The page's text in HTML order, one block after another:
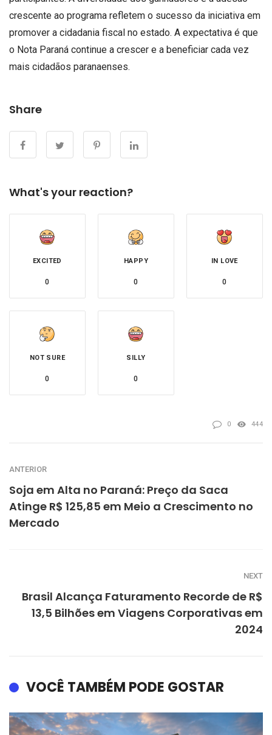
crescente ao programa refletem o sucesso da iniciativa em
promover a cidadania fiscal no estado. A expectativa é que
o Nota Paraná continue a crescer e a beneficiar cada vez
mais cidadãos paranaenses.
Share
What's your reaction?
EXCITED
0
HAPPY
0
IN LOVE
0
NOT SURE
0
SILLY
0
0 444
ANTERIOR
Soja em Alta no Paraná: Preço da Saca
Atinge R$ 125,85 em Meio a Crescimento no
Mercado
NEXT
Brasil Alcança Faturamento Recorde de R$
13,5 Bilhões em Viagens Corporativas em
2024
VOCÊ TAMBÉM PODE GOSTAR